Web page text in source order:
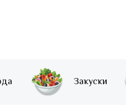
Закуски